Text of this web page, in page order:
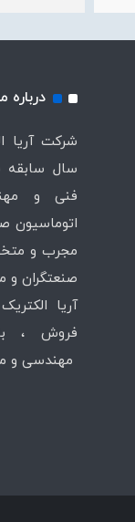
درباره
سال سابقه
فنی و
اتوماسیون
مجرب و
صنعتگران و
آریا
فروش ،
مهندسی و